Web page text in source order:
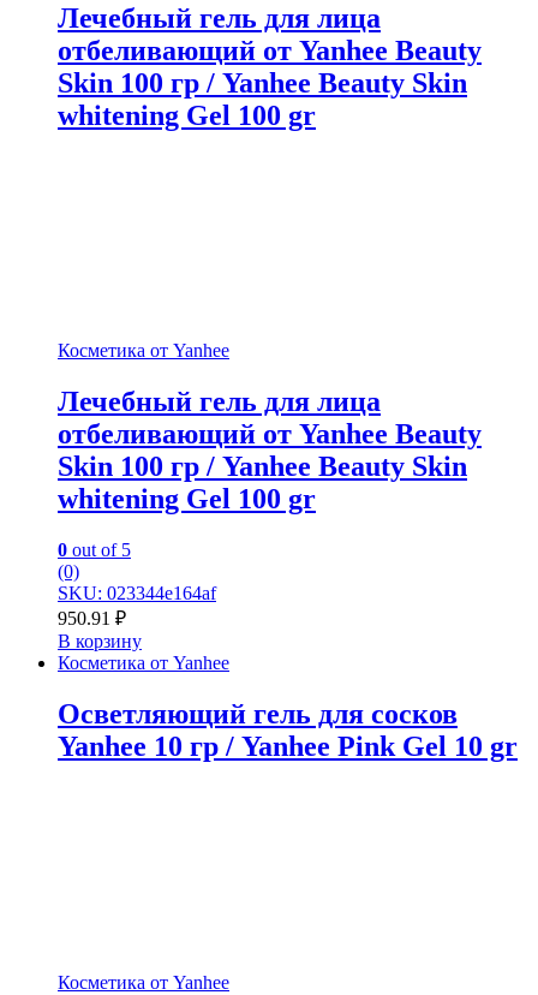
Лечебный гель для лица
отбеливающий от Yanhee Beauty
Skin 100 гр / Yanhee Beauty Skin
whitening Gel 100 gr
Косметика от Yanhee
Лечебный гель для лица
отбеливающий от Yanhee Beauty
Skin 100 гр / Yanhee Beauty Skin
whitening Gel 100 gr
0 out of 5
(0)
SKU: 023344e164af
950.91 ₽
В корзину
Косметика от Yanhee
Осветляющий гель для сосков
Yanhee 10 гр / Yanhee Pink Gel 10 gr
Косметика от Yanhee